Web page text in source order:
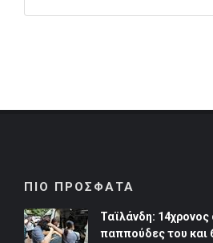
ΠΙΟ ΠΡΟΣΦΑΤΑ
Ταϊλάνδη:
παππούδες του και